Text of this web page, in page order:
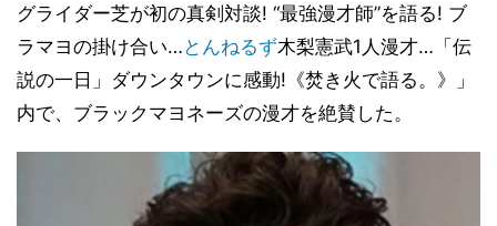
グライダー芝が初の真剣対談! “最強漫才師”を語る! ブ
ラマヨの掛け合い… とんねるず木梨憲武1人漫才…「伝
説の一日」ダウンタウンに感動!《焚き火で語る。》」
内で、ブラックマヨネーズの漫才を絶賛した。